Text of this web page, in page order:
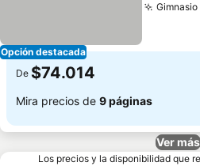
Opción destacada
De $74.014
Mira precios de 9 páginas
Ver más
Los precios y la disponibilidad que